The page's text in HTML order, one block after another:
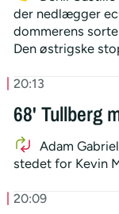
der nedlægger
dommerens
Den østrigske
20:13
68' Tullberg
Adam
stedet for Kevin
20:09